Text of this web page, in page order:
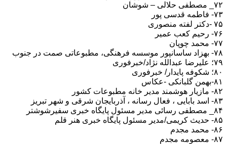
۷۲_ مصطفی حلالی – شوشان
۷۳- فاطمه قدسی پور
۷۵ -دکتر لفته منصوری
۷۶- رحیم کعب عمیر
۷۷- محمد چوپان
۷۸- بهزاد ساسانپور موسسه فرهنگی، مطبوعاتی صمت در جنوب
۷۹؛ علیرضا عبدالله نژاد/خبرفوری
۸۰؛ شکوفه پایدار/ خبرفوری
۸۱-بهمن گلبانکی -عکاس
۸۲- مازیار هوشمند مدیر خانه مطبوعات کشور
۸۳- اسد بابایی ، فعال رسانه ، آذربایجان شرقی و شهر تبریز
۸۴_ مصطفی رسائی مدیر مسئول پایگاه خبری سفیرشوشتر
۸۵- حدیث کریمی/مدیر مسئول پایگاه خبری هنر قلم
۸۶- محمد مجدم
۸۷- معصومه مجدم